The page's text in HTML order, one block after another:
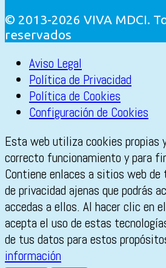
© 2013-2026 VIVA MDCI.
reservados
Aviso Legal
Política de Privacidad
Política de Cookies
Configuración de Cookies
Esta web utiliza cookies propias
correcto funcionamiento y para
Contiene enlaces a sitios web
de privacidad ajenas que podrás
accedas a ellos. Al hacer clic en
acepta el uso de estas
de tus datos para estos
información